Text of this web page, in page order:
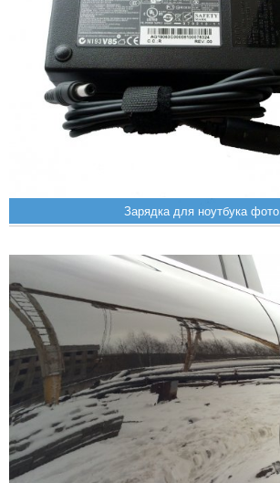
Зарядка для ноутбука фото